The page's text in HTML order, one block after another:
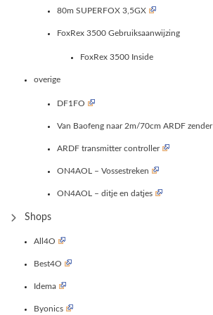
80m SUPERFOX 3,5GX
FoxRex 3500 Gebruiksaanwijzing
FoxRex 3500 Inside
overige
DF1FO
Van Baofeng naar 2m/70cm ARDF zender
ARDF transmitter controller
ON4AOL – Vossestreken
ON4AOL – ditje en datjes
Shops
All4O
Best4O
Idema
Byonics